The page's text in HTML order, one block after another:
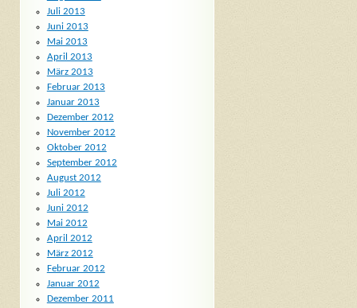
Juli 2013
Juni 2013
Mai 2013
April 2013
März 2013
Februar 2013
Januar 2013
Dezember 2012
November 2012
Oktober 2012
September 2012
August 2012
Juli 2012
Juni 2012
Mai 2012
April 2012
März 2012
Februar 2012
Januar 2012
Dezember 2011